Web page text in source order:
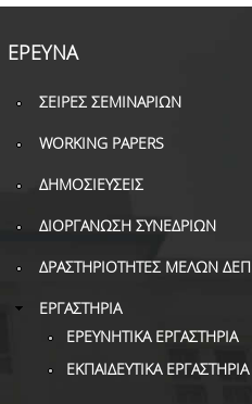
ΕΡΕΥΝΑ
ΣΕΙΡΕΣ ΣΕΜΙΝΑΡΙΩΝ
WORKING PAPERS
ΔΗΜΟΣΙΕΥΣΕΙΣ
ΔΙΟΡΓΑΝΩΣΗ ΣΥΝΕΔΡΙΩΝ
ΔΡΑΣΤΗΡΙΟΤΗΤΕΣ ΜΕΛΩΝ ΔΕΠ
ΕΡΓΑΣΤΗΡΙΑ
ΕΡΕΥΝΗΤΙΚΑ ΕΡΓΑΣΤΗΡΙΑ
ΕΚΠΑΙΔΕΥΤΙΚΑ ΕΡΓΑΣΤΗΡΙΑ